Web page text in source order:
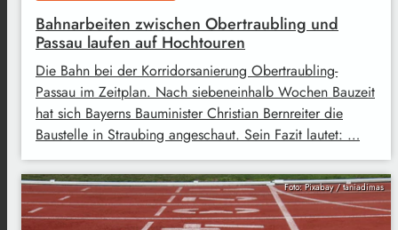
Bahnarbeiten zwischen Obertraubling und
Passau laufen auf Hochtouren
Die Bahn bei der Korridorsanierung Obertraubling-
Passau im Zeitplan. Nach siebeneinhalb Wochen Bauzeit
hat sich Bayerns Bauminister Christian Bernreiter die
Baustelle in Straubing angeschaut. Sein Fazit lautet: …
Foto: Pixabay / taniadimas